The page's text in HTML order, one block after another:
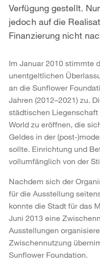
Verfügung gestellt.
jedoch auf die
Finanzierung nicht
Im Januar 2010 stimmte
unentgeltlichen
an die Sunflower
Jahren (2012–2021) zu.
städtischen
World zu eröffnen, die
Geldes in der (post-
sollte. Einrichtung und
vollumfänglich von der
Nachdem sich der
für die Ausstellung
konnte die Stadt für das
Juni 2013 eine
Ausstellungen
Zwischennutzung
Sunflower Foundation.